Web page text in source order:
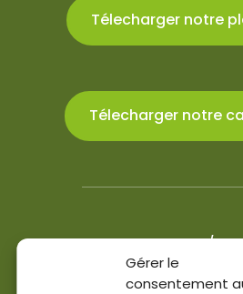
Gérer le
consentement
Télecharger notre
Télecharger notre
4.6/5
200 avis Google et